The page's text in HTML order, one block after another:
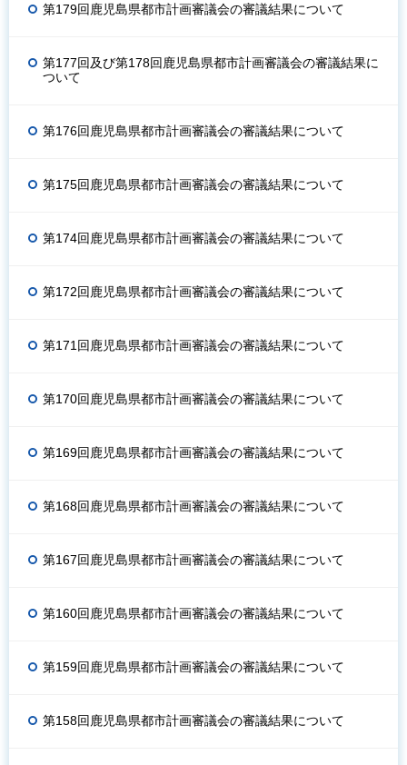
第179回鹿児島県都市計画審議会の審議結果について
第177回及び第178回鹿児島県都市計画審議会の審議結果に
ついて
第176回鹿児島県都市計画審議会の審議結果について
第175回鹿児島県都市計画審議会の審議結果について
第174回鹿児島県都市計画審議会の審議結果について
第172回鹿児島県都市計画審議会の審議結果について
第171回鹿児島県都市計画審議会の審議結果について
第170回鹿児島県都市計画審議会の審議結果について
第169回鹿児島県都市計画審議会の審議結果について
第168回鹿児島県都市計画審議会の審議結果について
第167回鹿児島県都市計画審議会の審議結果について
第160回鹿児島県都市計画審議会の審議結果について
第159回鹿児島県都市計画審議会の審議結果について
第158回鹿児島県都市計画審議会の審議結果について